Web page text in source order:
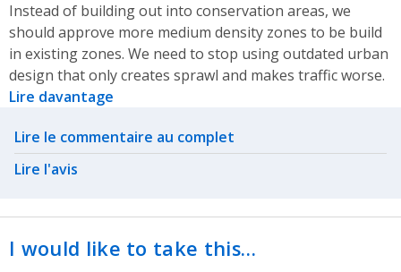
Instead of building out into conservation areas, we
should approve more medium density zones to be build
in existing zones. We need to stop using outdated urban
design that only creates sprawl and makes traffic worse.
Lire davantage
Related actions
Lire le commentaire au complet
Lire l'avis
I would like to take this…